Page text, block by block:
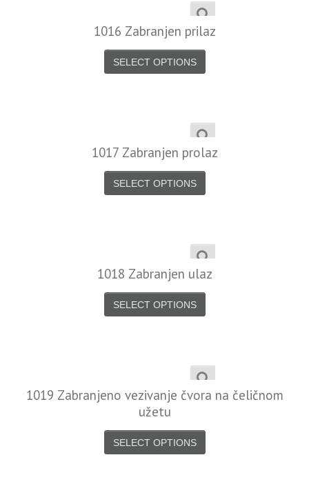
1016 Zabranjen prilaz
SELECT OPTIONS
1017 Zabranjen prolaz
SELECT OPTIONS
1018 Zabranjen ulaz
SELECT OPTIONS
1019 Zabranjeno vezivanje čvora na čeličnom
užetu
SELECT OPTIONS